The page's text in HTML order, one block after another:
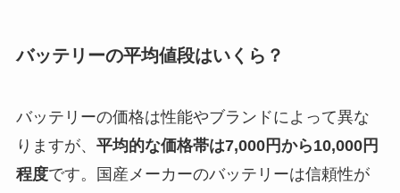
バッテリーの平均値段はいくら？
バッテリーの価格は性能やブランドによって異な
りますが、 平均的な価格帯は7,000円から10,000円
程度です。国産メーカーのバッテリーは信頼性が